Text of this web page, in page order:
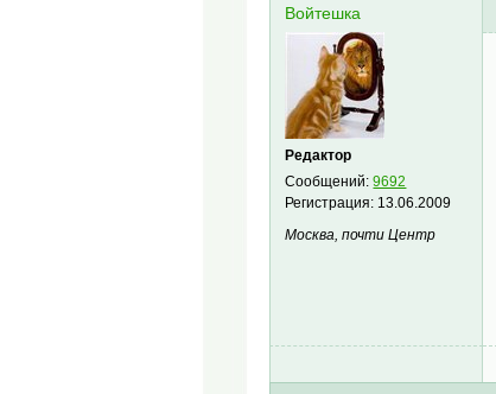
Войтешка
Редактор
Сообщений:9692
Регистрация: 13.06.2009
Москва, почти Центр